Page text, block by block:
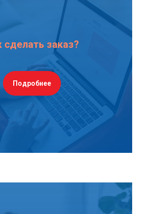
сделать заказ?
Подробнее